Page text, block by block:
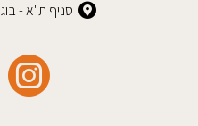
סניף ת"א - בוגרשוב